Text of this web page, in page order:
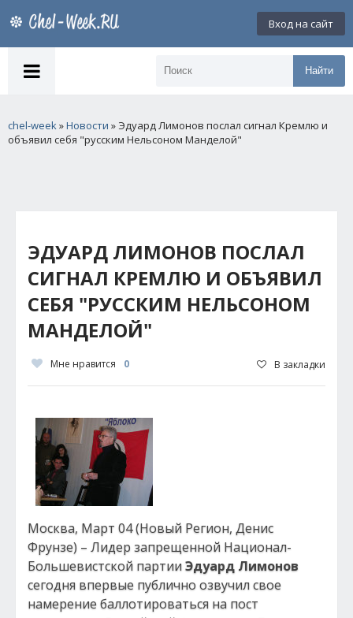
Вход на сайт
Найти
chel-week»Новости » Эдуард Лимонов послал сигнал Кремлю и
объявил себя "русским Нельсоном Манделой"
ЭДУАРД ЛИМОНОВ ПОСЛАЛ
СИГНАЛ КРЕМЛЮ И ОБЪЯВИЛ
СЕБЯ "РУССКИМ НЕЛЬСОНОМ
МАНДЕЛОЙ"
Мне нравится 0 В закладки
Москва, Март 04 (Новый Регион, Денис
Фрунзе) – Лидер запрещенной Национал-
Большевистской партииЭдуард Лимонов
сегодня впервые публично озвучил свое
намерение баллотироваться на пост